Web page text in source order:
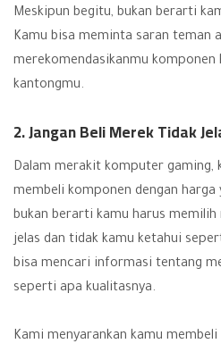
Meskipun begitu, bukan berarti
Kamu bisa meminta saran teman
merekomendasikanmu komponen
kantongmu.
2. Jangan Beli Merek Tidak
Dalam merakit komputer gaming,
membeli komponen dengan harga
bukan berarti kamu harus
jelas dan tidak kamu ketahui
bisa mencari informasi tentang
seperti apa kualitasnya.
Kami menyarankan kamu